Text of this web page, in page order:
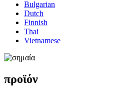
Bulgarian
Dutch
Finnish
Thai
Vietnamese
προϊόν